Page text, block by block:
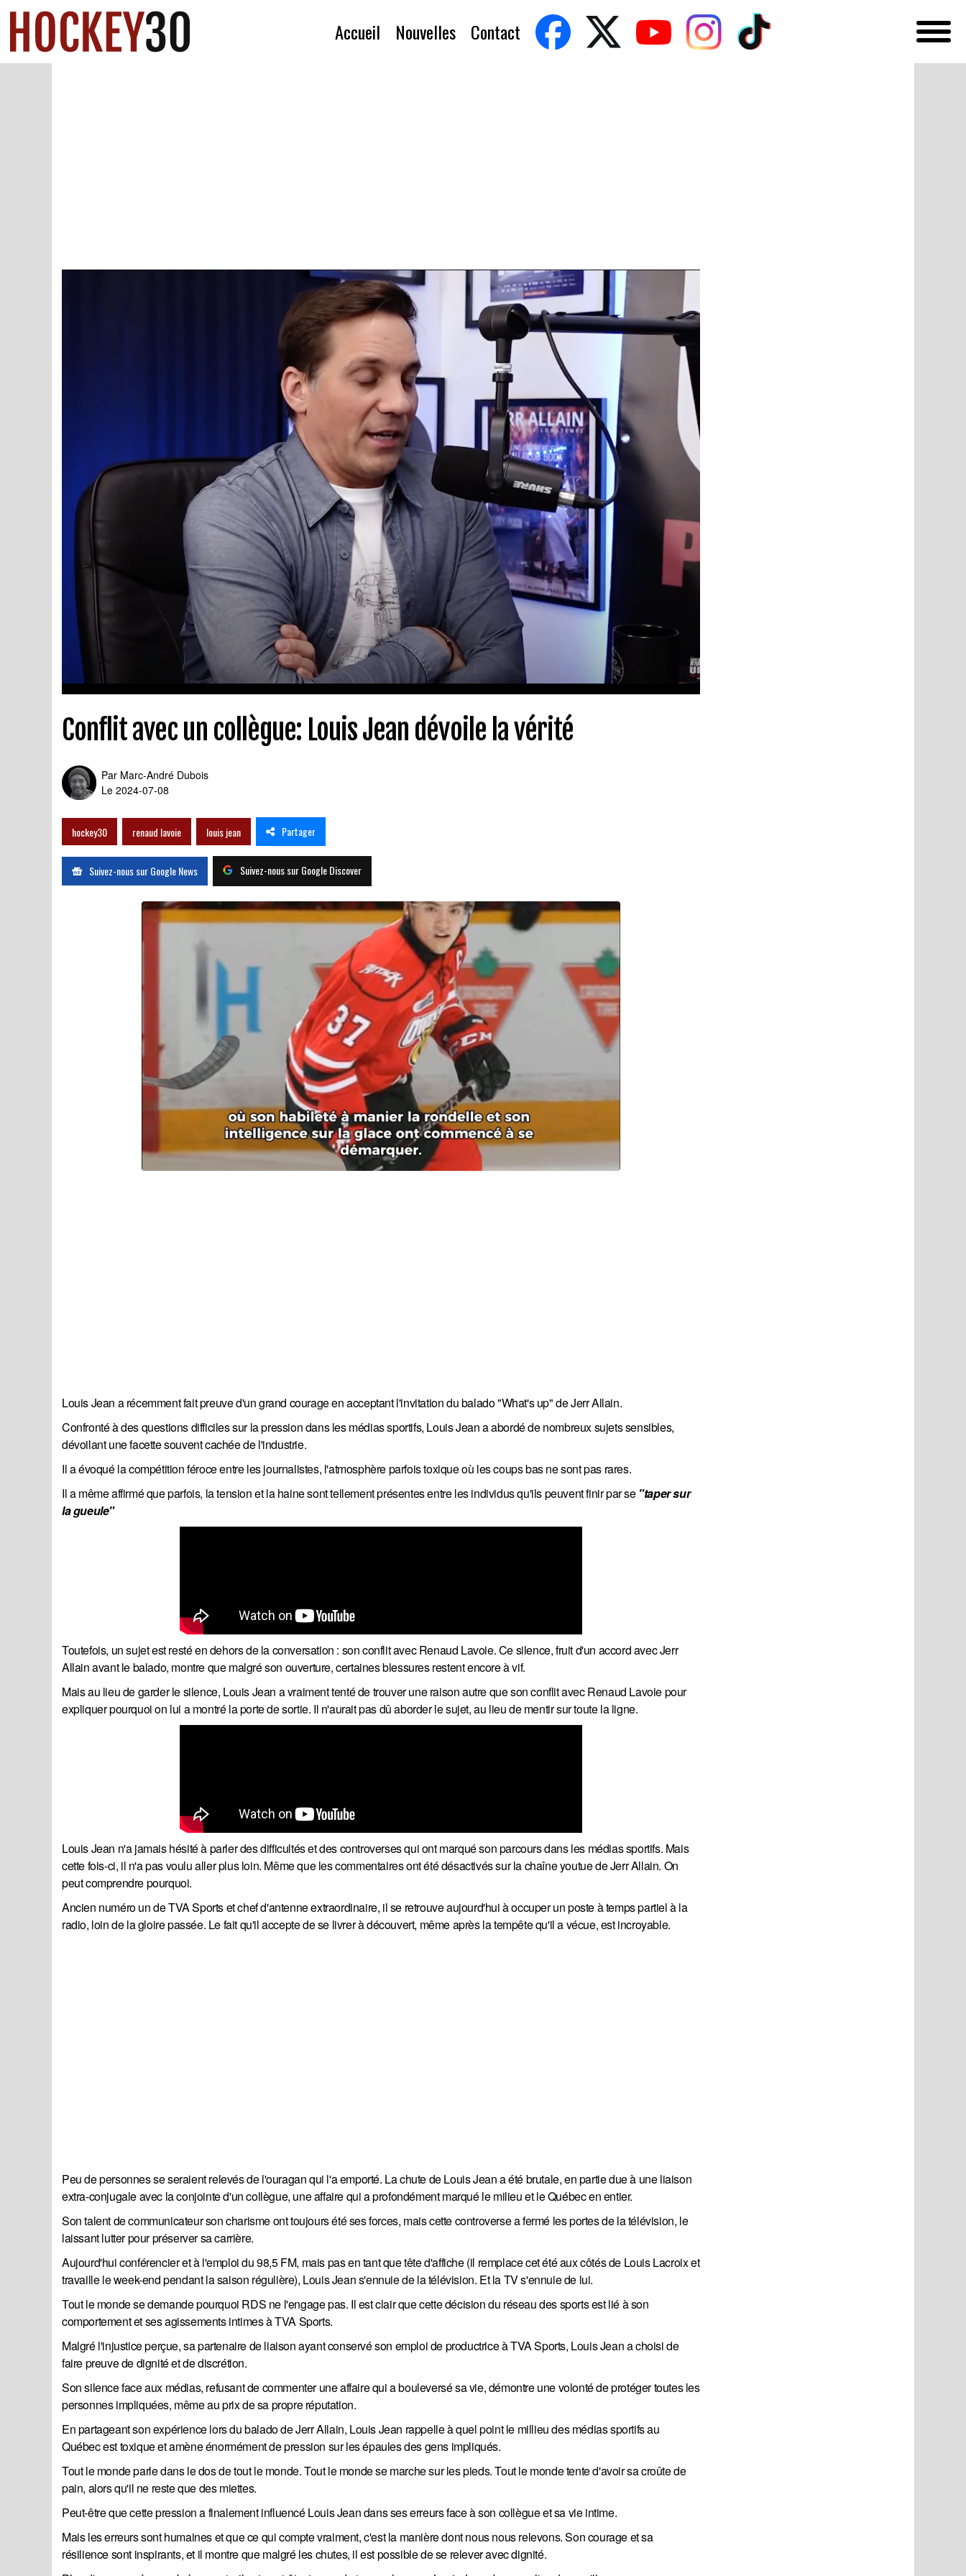
Accueil Nouvelles Contact
Conflit avec un collègue: Louis Jean dévoile la vérité
Par Marc-André Dubois
Le 2024-07-08
hockey30 renaud lavoie louis jean Partager
Suivez-nous sur Google News Suivez-nous sur Google Discover
Louis Jean a récemment fait preuve d'un grand courage en acceptant l'invitation du balado "What's up" de Jerr Allain.
Confronté à des questions difficiles sur la pression dans les médias sportifs, Louis Jean a abordé de nombreux sujets sensibles,
dévoilant une facette souvent cachée de l'industrie.
Il a évoqué la compétition féroce entre les journalistes, l'atmosphère parfois toxique où les coups bas ne sont pas rares.
Il a même affirmé que parfois, la tension et la haine sont tellement présentes entre les individus qu'ils peuvent finir par se "taper sur
la gueule"
Toutefois, un sujet est resté en dehors de la conversation : son conflit avec Renaud Lavoie. Ce silence, fruit d'un accord avec Jerr
Allain avant le balado, montre que malgré son ouverture, certaines blessures restent encore à vif.
Mais au lieu de garder le silence, Louis Jean a vraiment tenté de trouver une raison autre que son conflit avec Renaud Lavoie pour
expliquer pourquoi on lui a montré la porte de sortie. Il n'aurait pas dû aborder le sujet, au lieu de mentir sur toute la ligne.
Louis Jean n'a jamais hésité à parler des difficultés et des controverses qui ont marqué son parcours dans les médias sportifs. Mais
cette fois-ci, il n'a pas voulu aller plus loin. Même que les commentaires ont été désactivés sur la chaîne youtue de Jerr Allain. On
peut comprendre pourquoi.
Ancien numéro un de TVA Sports et chef d'antenne extraordinaire, il se retrouve aujourd'hui à occuper un poste à temps partiel à la
radio, loin de la gloire passée. Le fait qu'il accepte de se livrer à découvert, même après la tempête qu'il a vécue, est incroyable.
Peu de personnes se seraient relevés de l'ouragan qui l'a emporté. La chute de Louis Jean a été brutale, en partie due à une liaison
extra-conjugale avec la conjointe d'un collègue, une affaire qui a profondément marqué le milieu et le Québec en entier.
Son talent de communicateur son charisme ont toujours été ses forces, mais cette controverse a fermé les portes de la télévision, le
laissant lutter pour préserver sa carrière.
Aujourd'hui conférencier et à l'emploi du 98,5 FM, mais pas en tant que tête d'affiche (il remplace cet été aux côtés de Louis Lacroix et
travaille le week-end pendant la saison régulière), Louis Jean s'ennuie de la télévision. Et la TV s'ennuie de lui.
Tout le monde se demande pourquoi RDS ne l'engage pas. Il est clair que cette décision du réseau des sports est lié à son
comportement et ses agissements intimes à TVA Sports.
Malgré l'injustice perçue, sa partenaire de liaison ayant conservé son emploi de productrice à TVA Sports, Louis Jean a choisi de
faire preuve de dignité et de discrétion.
Son silence face aux médias, refusant de commenter une affaire qui a bouleversé sa vie, démontre une volonté de protéger toutes les
personnes impliquées, même au prix de sa propre réputation.
En partageant son expérience lors du balado de Jerr Allain, Louis Jean rappelle à quel point le millieu des médias sportifs au
Québec est toxique et amène énormément de pression sur les épaules des gens impliqués.
Tout le monde parle dans le dos de tout le monde. Tout le monde se marche sur les pieds. Tout le monde tente d'avoir sa croûte de
pain, alors qu'il ne reste que des miettes.
Peut-être que cette pression a finalement influencé Louis Jean dans ses erreurs face à son collègue et sa vie intime.
Mais les erreurs sont humaines et que ce qui compte vraiment, c'est la manière dont nous nous relevons. Son courage et sa
résilience sont inspirants, et il montre que malgré les chutes, il est possible de se relever avec dignité.